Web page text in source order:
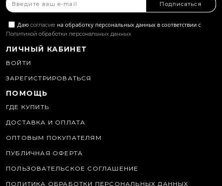
Подписаться
Даю согласие на обработку персональных данных в соответствии с
Политикой обработки персональных данных
ЛИЧНЫЙ КАБИНЕТ
ВОЙТИ
ЗАРЕГИСТРИРОВАТЬСЯ
ПОМОЩЬ
ГДЕ КУПИТЬ
ДОСТАВКА И ОПЛАТА
ОПТОВЫМ ПОКУПАТЕЛЯМ
ПУБЛИЧНАЯ ОФЕРТА
ПОЛЬЗОВАТЕЛЬСКОЕ СОГЛАШЕНИЕ
ПОЛИТИКА ОБРАБОТКИ ПЕРСОНАЛЬНЫХ ДАННЫХ